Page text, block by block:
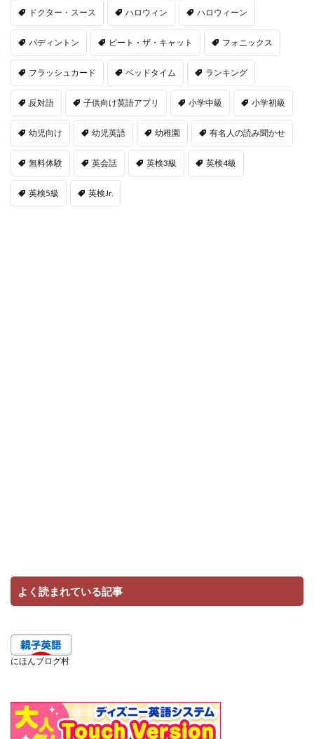
ドクター・スース ハロウィン ハロウィーン
パディントン ピート・ザ・キャット フォニックス
フラッシュカード ベッドタイム ランキング
反対語 子供向け英語アプリ 小学中級 小学初級
幼児向け 幼児英語 幼稚園 有名人の読み聞かせ
無料体験 英会話 英検3級 英検4級
英検5級 英検Jr.
よく読まれている記事
にほんブログ村